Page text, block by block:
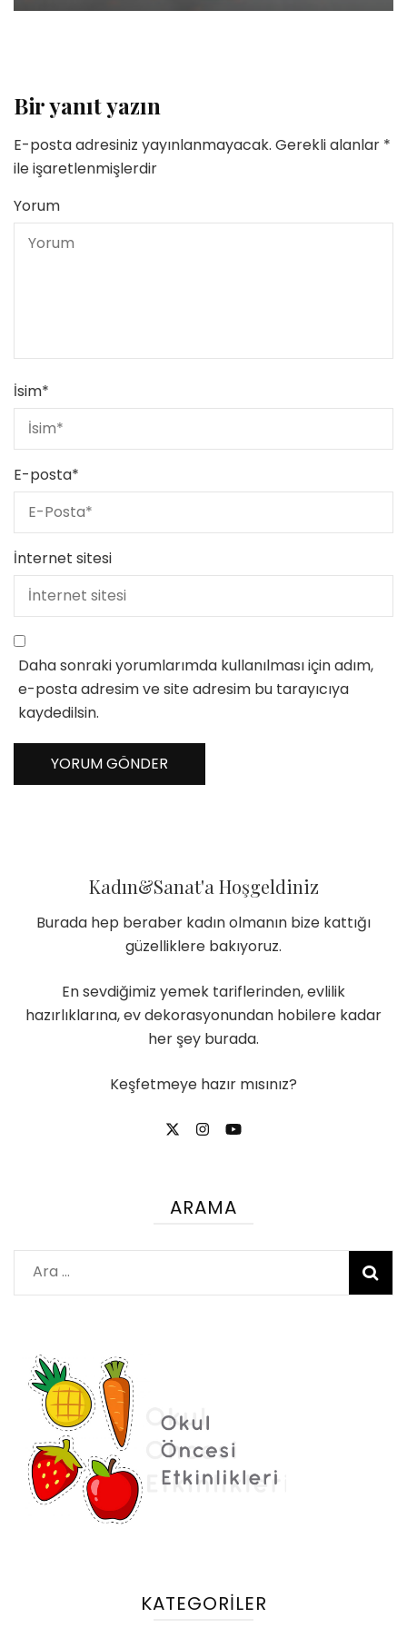
Bir yanıt yazın
E-posta adresiniz yayınlanmayacak. Gerekli alanlar *
ile işaretlenmişlerdir
Yorum
İsim*
E-posta*
İnternet sitesi
Daha sonraki yorumlarımda kullanılması için adım,
e-posta adresim ve site adresim bu tarayıcıya
kaydedilsin.
Kadın&Sanat'a Hoşgeldiniz
Burada hep beraber kadın olmanın bize kattığı
güzelliklere bakıyoruz.
En sevdiğimiz yemek tariflerinden, evlilik
hazırlıklarına, ev dekorasyonundan hobilere kadar
her şey burada.
Keşfetmeye hazır mısınız?
ARAMA
Arama:
KATEGORILER